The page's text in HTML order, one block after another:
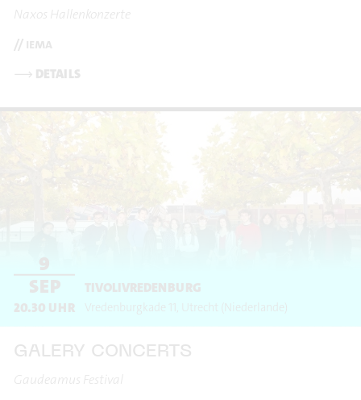
Naxos Hallenkonzerte
// iema
⟶ DETAILS
9
SEP
20.30 UHR
TIVOLIVREDENBURG
Vredenburgkade 11 (Niederlande)
GALERY CONCERTS
Gaudeamus Festival